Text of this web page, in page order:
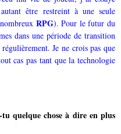
être restreint à une seule
RPG). Pour le futur du
dans une période de transition
Je ne crois pas que
cas pas tant que la technologie
quelque chose à dire en plus